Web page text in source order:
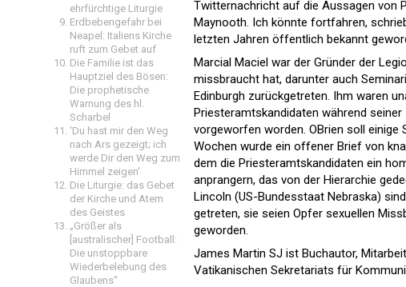
ehrfürchtige Liturgie
Erdbebengefahr bei
Neapel: Italiens Kirche
ruft zum Gebet auf
Die Familie ist das
Hauptziel des Bösen:
Die prophetische
Warnung des hl.
Scharbel
'Du hast mir den Weg
nach Ars gezeigt; ich
werde Dir den Weg zum
Himmel zeigen'
Die Liturgie: das Gebet
der Kirche und Atem
des Geistes
„Größer als
[australischer] Football:
Die unstoppbare
Wiederbelebung des
Glaubens“
Twitternachricht auf die Aussagen von
Maynooth. Ich könnte fortfahren,
letzten Jahren öffentlich bekannt
Marcial Maciel war der Gründer der
missbraucht hat, darunter auch
Edinburgh zurückgetreten. Ihm waren
Priesteramtskandidaten während
vorgeworfen worden. OBrien soll
Wochen wurde ein offener Brief von
dem die Priesteramtskandidaten ein
anprangern, das von der Hierarchie
Lincoln (US-Bundesstaat Nebraska)
getreten, sie seien Opfer sexuellen
geworden.
James Martin SJ ist Buchautor,
Vatikanischen Sekretariats für